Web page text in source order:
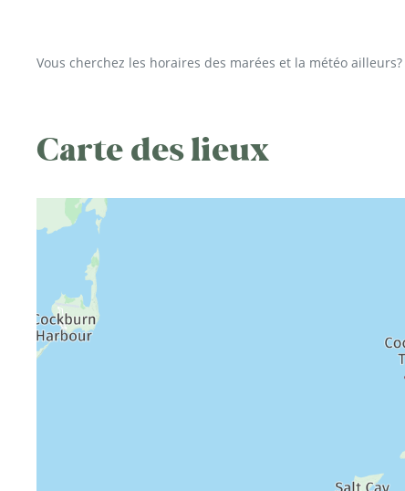
Vous cherchez les horaires des marées et la météo ailleurs?
Carte des lieux